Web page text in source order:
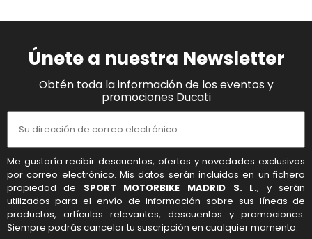
Únete a nuestra Newsletter
Obtén toda la información de los eventos y
promociones Ducati
Me gustaría recibir descuentos, ofertas y novedades exclusivas
por correo electrónico. Mis datos serán incluidos en un fichero
propiedad de SPORT MOTORBIKE MADRID S. L., y serán
utilizados para el envío de información sobre sus líneas de
productos, artículos relevantes, descuentos y promociones.
Siempre podrás cancelar tu suscripción en cualquier momento.